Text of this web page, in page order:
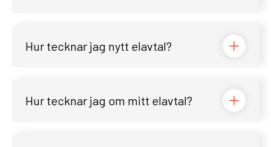
Hur tecknar jag nytt elavtal?
Hur tecknar jag om mitt elavtal?